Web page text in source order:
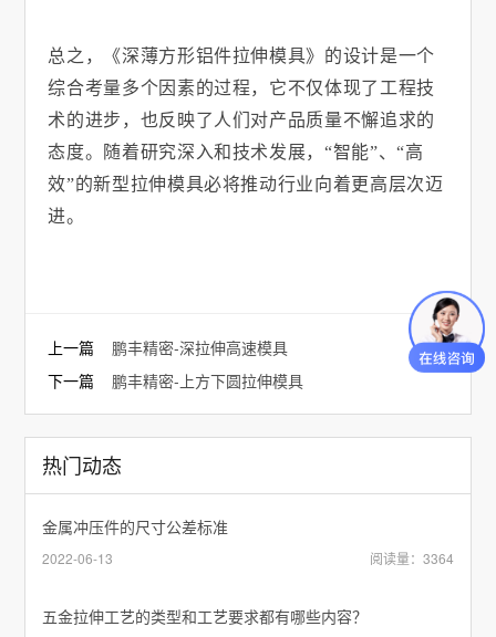
总之，《深薄方形铝件拉伸模具》的设计是一个
综合考量多个因素的过程，它不仅体现了工程技
术的进步，也反映了人们对产品质量不懈追求的
态度。随着研究深入和技术发展，“智能”、“高
效”的新型拉伸模具必将推动行业向着更高层次迈
进。
上一篇鹏丰精密-深拉伸高速模具
下一篇鹏丰精密-上方下圆拉伸模具
热门动态
金属冲压件的尺寸公差标准
2022-06-13 阅读量：3364
五金拉伸工艺的类型和工艺要求都有哪些内容？